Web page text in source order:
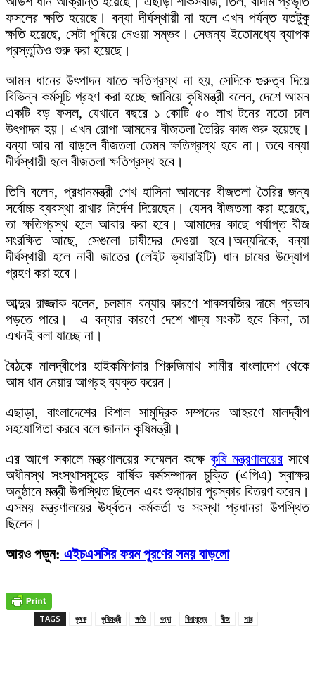
ফসলের ক্ষতি হয়েছে। বন্যা দীর্ঘস্থায়ী না হলে এখন পর্যন্ত যতটুকু
ক্ষতি হয়েছে, সেটা পুষিয়ে নেওয়া সম্ভব। সেজন্য ইতোমধ্যে ব্যাপক
প্রস্তুতিও শুরু করা হয়েছে।
আমন ধানের উৎপাদন যাতে ক্ষতিগ্রস্থ না হয়, সেদিকে গুরুত্ব দিয়ে
বিভিন্ন কর্মসূচি গ্রহণ করা হচ্ছে জানিয়ে কৃষিমন্ত্রী বলেন, দেশে আমন
একটি বড় ফসল, যেখানে বছরে ১ কোটি ৫০ লাখ টনের মতো চাল
উৎপাদন হয়। এখন রোপা আমনের বীজতলা তৈরির কাজ শুরু হয়েছে।
বন্যা আর না বাড়লে বীজতলা তেমন ক্ষতিগ্রস্থ হবে না। তবে বন্যা
দীর্ঘস্থায়ী হলে বীজতলা ক্ষতিগ্রস্থ হবে।
তিনি বলেন, প্রধানমন্ত্রী শেখ হাসিনা আমনের বীজতলা তৈরির জন্য
সর্বোচ্চ ব্যবস্থা রাখার নির্দেশ দিয়েছেন। যেসব বীজতলা করা হয়েছে,
তা ক্ষতিগ্রস্থ হলে আবার করা হবে। আমাদের কাছে পর্যাপ্ত বীজ
সংরক্ষিত আছে, সেগুলো চাষীদের দেওয়া হবে।অন্যদিকে, বন্যা
দীর্ঘস্থায়ী হলে নাবী জাতের (লেইট ভ্যারাইটি) ধান চাষের উদ্যোগ
গ্রহণ করা হবে।
আব্দুর রাজ্জাক বলেন, চলমান বন্যার কারণে শাকসবজির দামে প্রভাব
পড়তে পারে। এ বন্যার কারণে দেশে খাদ্য সংকট হবে কিনা, তা
এখনই বলা যাচ্ছে না।
বৈঠকে মালদ্বীপের হাইকমিশনার শিরুজিমাথ সামীর বাংলাদেশ থেকে
আম ধান নেয়ার আগ্রহ ব্যক্ত করেন।
এছাড়া, বাংলাদেশের বিশাল সামুদ্রিক সম্পদের আহরণে মালদ্বীপ
সহযোগিতা করবে বলে জানান কৃষিমন্ত্রী।
এর আগে সকালে মন্ত্রণালয়ের সম্মেলন কক্ষে কৃষি মন্ত্রণালয়ের সাথে
অধীনস্থ সংস্থাসমূহের বার্ষিক কর্মসম্পাদন চুক্তি (এপিএ) স্বাক্ষর
অনুষ্ঠানে মন্ত্রী উপস্থিত ছিলেন এবং শুদ্ধাচার পুরস্কার বিতরণ করেন।
এসময় মন্ত্রণালয়ের ঊর্ধ্বতন কর্মকর্তা ও সংস্থা প্রধানরা উপস্থিত
ছিলেন।
আরও পড়ুন: এইচএসসির ফরম পূরণের সময় বাড়লো
TAGS কৃষক কৃষিমন্ত্রী ক্ষতি বন্যা বিনামূল্যে বীজ সার